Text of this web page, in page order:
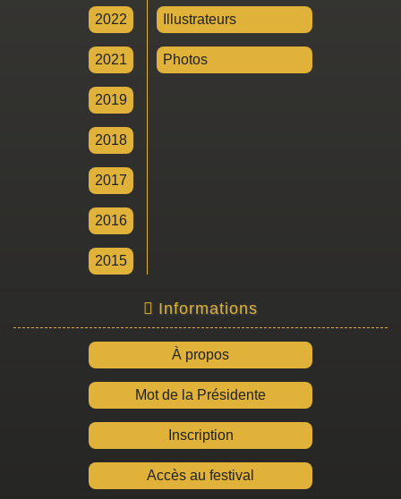
2022
2021
2019
2018
2017
2016
2015
Illustrateurs
Photos
Informations
À propos
Mot de la Présidente
Inscription
Accès au festival